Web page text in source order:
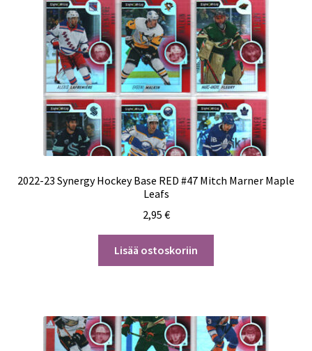
2022-23 Synergy Hockey Base RED #47 Mitch Marner Maple
Leafs
2,95 €
Lisää ostoskoriin